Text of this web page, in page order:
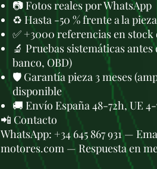
📷 Fotos reales por WhatsApp
♻️ Hasta -50 % frente a la
✅ +3000 referencias en stock
🔬 Pruebas sistemáticas
banco, OBD)
🛡️ Garantía pieza 3 meses
disponible
🚚 Envío España 48-72h, UE
📲 Contacto
WhatsApp: +34 645 867 931 —
motores.com — Respuesta en